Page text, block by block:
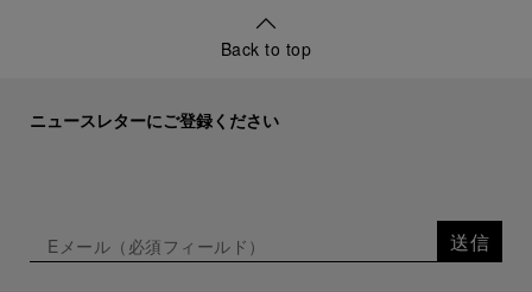
Back to top
ニュースレターにご登録ください
送信